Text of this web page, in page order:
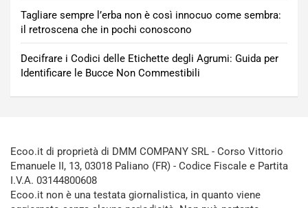
Tagliare sempre l’erba non è così innocuo come sembra:
il retroscena che in pochi conoscono
Decifrare i Codici delle Etichette degli Agrumi: Guida per
Identificare le Bucce Non Commestibili
Ecoo.it di proprietà di DMM COMPANY SRL - Corso Vittorio
Emanuele II, 13, 03018 Paliano (FR) - Codice Fiscale e Partita
I.V.A. 03144800608
Ecoo.it non è una testata giornalistica, in quanto viene